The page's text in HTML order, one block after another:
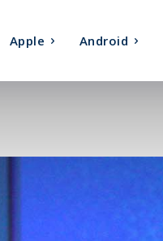
Apple Android